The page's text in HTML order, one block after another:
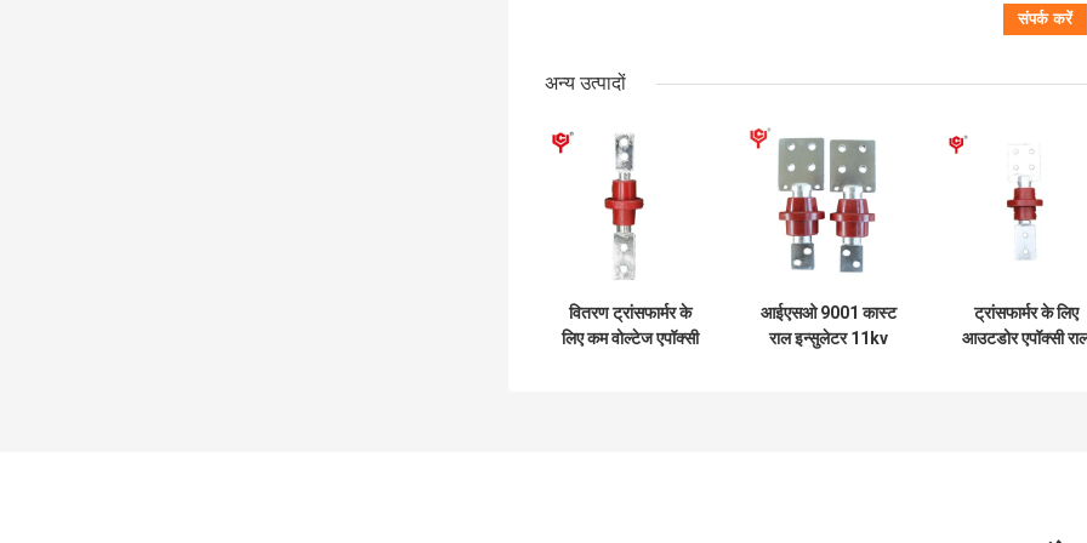
अन्य उत्पादों
वितरण ट्रांसफार्मर के
लिए कम वोल्टेज एपॉक्सी
आईएसओ 9001 कास्ट
राल इन्सुलेटर 11kv
ट्रांसफार्मर के लिए
आउटडोर एपॉक्सी